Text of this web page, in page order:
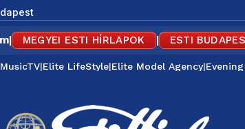
| MEGYEI ESTI HÍRLAPOK | ESTI
MusicTV|Elite LifeStyle|Elite Model Agency|